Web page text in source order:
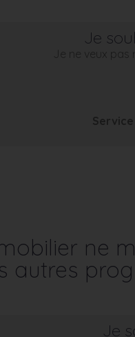
Je
Je ne veux
ne
autres
Je